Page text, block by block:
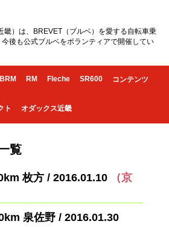
畿）は、BREVET（ブルベ）を愛する自転車乗
後も公式ブルベをボランティアで開催してい
RM Fleche SR600 コンテンツ
ト オダックス近畿
覧
枚方 / 2016.01.10 （京
泉佐野 / 2016.01.30